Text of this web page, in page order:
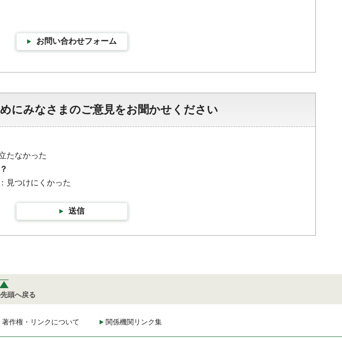
お問い合わせフォーム
にみなさまのご意見をお聞かせください
たなかった
見つけにくかった
送信
頭へ戻る
著作権・リンクについて 関係機関リンク集